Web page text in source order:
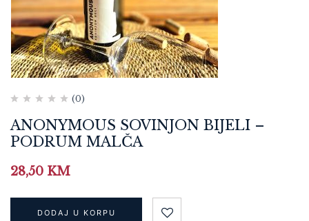
(0)
ANONYMOUS SOVINJON BIJELI –
PODRUM MALČA
28,50 KM
DODAJ U KORPU